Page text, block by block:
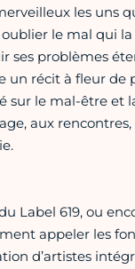
les uns
le mal qui
ses problèmes
un récit à fleur de
sur le mal-être et
aux rencontres,
Label 619, ou
appeler les
d’artistes